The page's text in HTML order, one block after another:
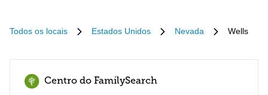
Todos os locais Estados Unidos Nevada Wells
Centro do FamilySearch